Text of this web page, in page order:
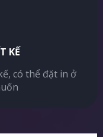
KẾ
có thể đặt in ở